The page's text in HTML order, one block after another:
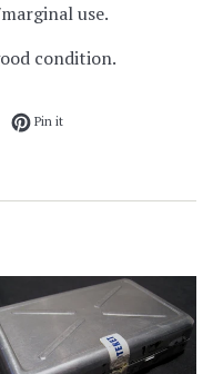
use.
condition.
on Twitter
Pin itPin on Pinterest